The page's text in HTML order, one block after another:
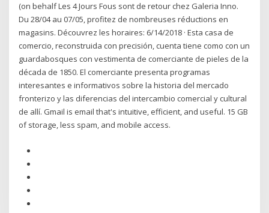
(on behalf Les 4 Jours Fous sont de retour chez Galeria Inno.
Du 28/04 au 07/05, profitez de nombreuses réductions en
magasins. Découvrez les horaires: 6/14/2018 · Esta casa de
comercio, reconstruida con precisión, cuenta tiene como con un
guardabosques con vestimenta de comerciante de pieles de la
década de 1850. El comerciante presenta programas
interesantes e informativos sobre la historia del mercado
fronterizo y las diferencias del intercambio comercial y cultural
de allí. Gmail is email that's intuitive, efficient, and useful. 15 GB
of storage, less spam, and mobile access.